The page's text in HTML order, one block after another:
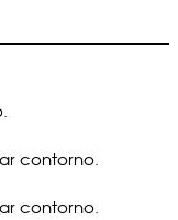
contorno.
contorno.